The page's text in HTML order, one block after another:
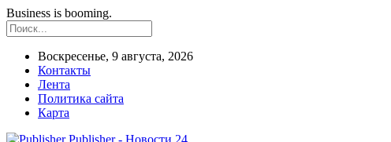
Business is booming.
Воскресенье, 9 августа, 2026
Контакты
Лента
Политика сайта
Карта
Publisher - Новости 24